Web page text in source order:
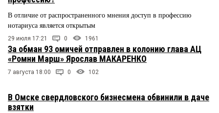
В отличие от распространенного мнения доступ в профессию
нотариуса является открытым
29 июля 17:21 0 1961
За обман 93 омичей отправлен в колонию глава АЦ
«Ромни Марш» Ярослав МАКАРЕНКО
7 августа 18:00 0 102
В Омске свердловского бизнесмена обвинили в даче
взятки